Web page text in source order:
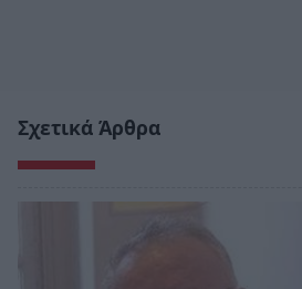
Σχετικά Άρθρα